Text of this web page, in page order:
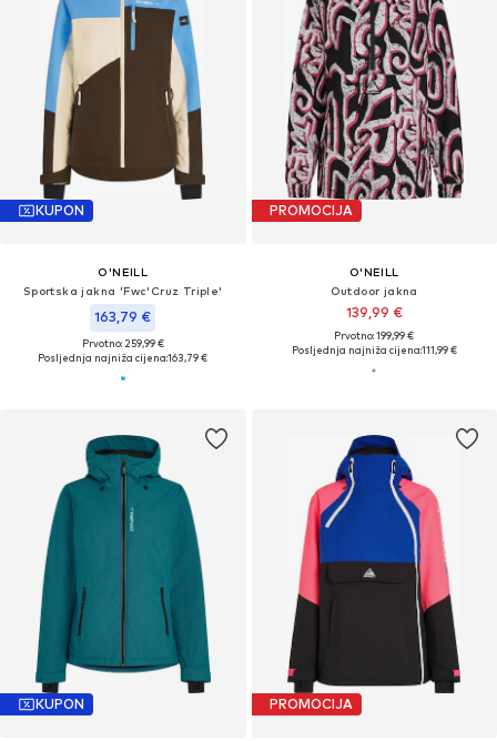
KUPON
O'NEILL
Sportska jakna 'Fwc'Cruz Triple'
163,79 €
Prvotno: 259,99 €
Posljednja najniža cijena:163,79 €
PROMOCIJA
O'NEILL
Outdoor jakna
139,99 €
Prvotno: 199,99 €
Posljednja najniža cijena:111,99 €
KUPON PROMOCIJA